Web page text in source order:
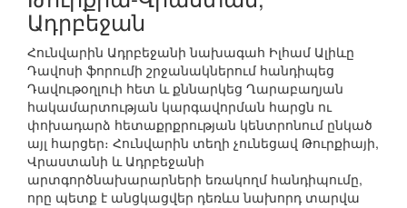
Ադրբեջան
Հունվարին Ադրբեջանի նախագահ Իլհամ Ալիևը
Դավոսի ֆորումի շրջանակներում հանդիպեց
Դավութօղլուի հետ և քննարկեց Ղարաբաղյան
հակամարտության կարգավորման հարցն ու
փոխադարձ հետաքրքրության կենտրոնում ընկած
այլ հարցեր։ Հունվարին տեղի չունեցավ Թուրքիայի,
Վրաստանի և Ադրբեջանի
արտգործնախարարների եռակողմ հանդիպումը,
որը պետք է անցկացվեր դեռևս նախորդ տարվա